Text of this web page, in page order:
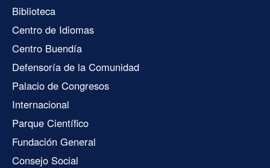
Biblioteca
Centro de Idiomas
Centro Buendía
Defensoría de la Comunidad
Palacio de Congresos
Internacional
Parque Científico
Fundación General
Consejo Social